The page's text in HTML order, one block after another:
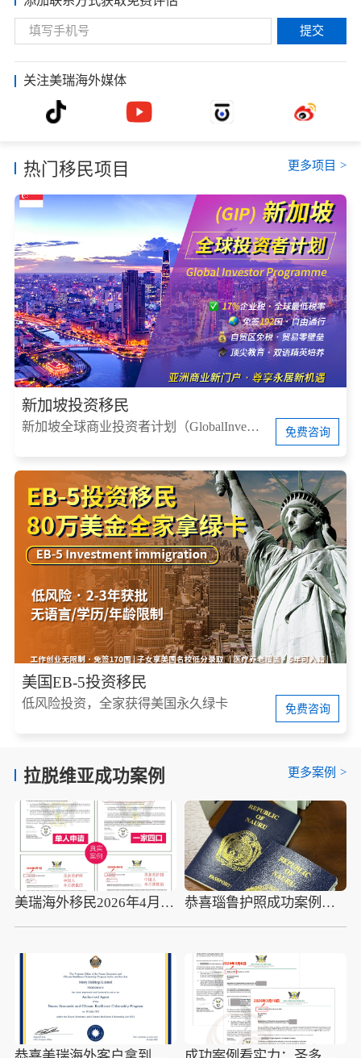
提交
关注美瑞海外媒体
热门移民项目 更多项目 >
新加坡投资移民
新加坡全球商业投资者计划（GlobalInvestorProgram，简称GIP） 免费咨询
美国EB-5投资移民
低风险投资，全家获得美国永久绿卡 免费咨询
拉脱维亚成功案例 更多案例 >
美瑞海外移民2026年4月10组圣多美护照成功案例分享 恭喜瑙鲁护照成功案例，最新瑙鲁护照批准获批信